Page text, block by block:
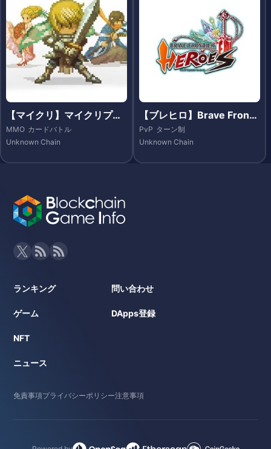
【マイクリ】マイクリプト
ヒーローズ(My Crypto He
roes )
MMO カードバトル
Unknown Chain
【ブレヒロ】Brave Fronti
er Heroes（ブレイブ フロ
ンティア ヒーローズ）- Et
PvP ターン制
Unknown Chain
ランキング
ゲーム
NFT
ニュース
問い合わせ
DApps登録
免責事項プライバシーポリシー注意事項